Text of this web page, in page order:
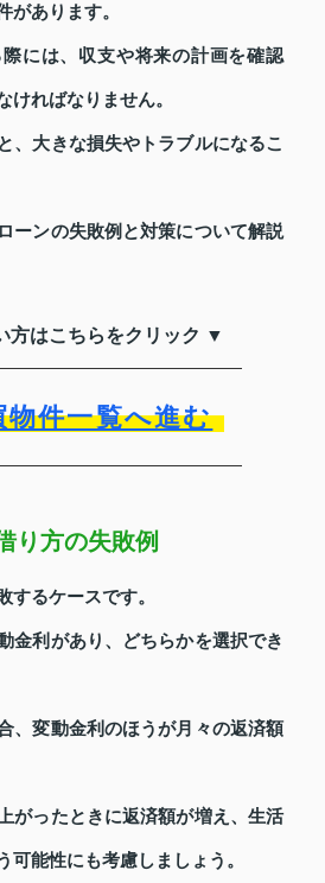
があります。
には、収支や将来の計画を確認
ければなりません。
、大きな損失やトラブルになるこ
ーンの失敗例と対策について解説
方はこちらをクリック ▼
物件一覧へ進む
り方の失敗例
するケースです。
金利があり、どちらかを選択でき
、変動金利のほうが月々の返済額
がったときに返済額が増え、生活
可能性にも考慮しましょう。